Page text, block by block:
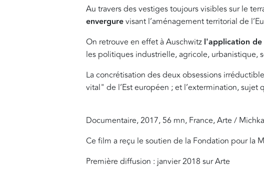
Au travers des vestiges toujours visibles sur le
envergurevisant l’aménagement territorial de
On retrouve en effet à Auschwitz l'application
les politiques industrielle, agricole, urbanistique,
La concrétisation des deux obsessions
vital" de l’Est européen ; et l’extermination,
Documentaire, 2017, 56 mn, France, Arte /
Ce film a reçu le soutien de la Fondation pour la
Première diffusion : janvier 2018 sur Arte